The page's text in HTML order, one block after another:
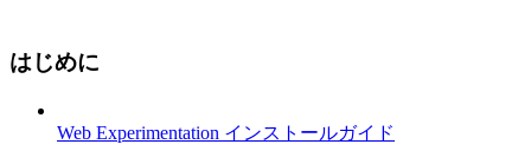
はじめに
Web Experimentation インストールガイド